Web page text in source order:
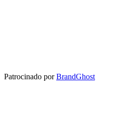
Patrocinado por BrandGhost